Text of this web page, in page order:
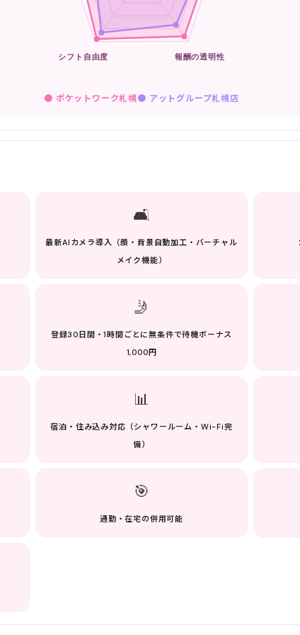
● ポケットワーク札幌● アットグループ札幌店
🛋️
最新AIカメラ導入（顔・背景自動加工・バーチャル
メイク機能）
🤳
登録30日間・1時間ごとに無条件で待機ボーナス
1,000円
📊
宿泊・住み込み対応（シャワールーム・Wi-Fi完
備）
🎯
通勤・在宅の併用可能